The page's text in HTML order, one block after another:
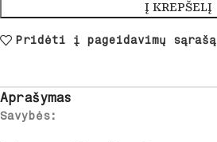
Į KREPŠELĮ
Pridėti į pageidavimų sąrašą
Aprašymas
Savybės: